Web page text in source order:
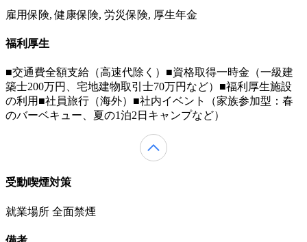
雇用保険, 健康保険, 労災保険, 厚生年金
福利厚生
■交通費全額支給（高速代除く）■資格取得一時金（一級建
築士200万円、宅地建物取引士70万円など）■福利厚生施設
の利用■社員旅行（海外）■社内イベント（家族参加型：春
のバーベキュー、夏の1泊2日キャンプなど）
受動喫煙対策
就業場所 全面禁煙